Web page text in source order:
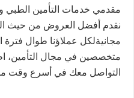
مقدمي خدمات التأمين الطبي
نقدم أفضل العروض من حيث
مجانيةلكل عملاؤنا طوال
متخصصين في مجال التأمين،
التواصل معك في أسرع وقت